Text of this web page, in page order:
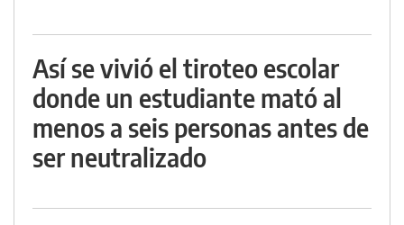
Así se vivió el tiroteo escolar
donde un estudiante mató al
menos a seis personas antes de
ser neutralizado